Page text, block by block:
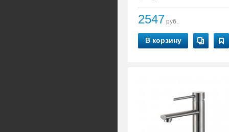
2547 руб.
В корзину